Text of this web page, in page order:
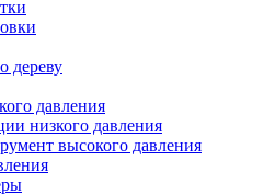
нефтешлама
дереву
давления
низкого давления
приводом
приводом
приводом
высокого давления